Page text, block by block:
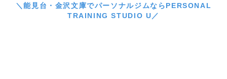
＼能見台・金沢文庫でパーソナルジムならPERSONAL
TRAINING STUDIO U／